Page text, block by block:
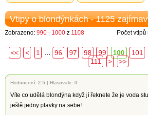
Vtipy o blondýnkách - 1125
Zobrazeno: 990 - 1000 z 1108 Počet
<< < 1 ... 96 97 98 99 100 101
111 > >>
Hodnocení: 2.5 | Hlasovalo: 0
Víte co udělá blondýna když jí řeknete že je voda
ještě jedny plavky na sebe!